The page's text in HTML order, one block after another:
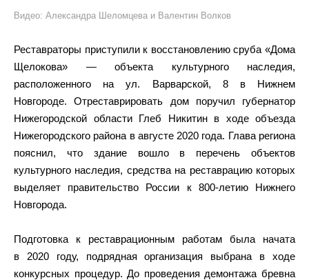
Видео: Александра Шеломцева и Валентин Волков
Реставраторы приступили к восстановлению сруба «Дома
Щелокова» — объекта культурного наследия,
расположенного на ул. Варварской, 8 в Нижнем
Новгороде. Отреставрировать дом поручил губернатор
Нижегородской области Глеб Никитин в ходе объезда
Нижегородского района в августе 2020 года. Глава региона
пояснил, что здание вошло в перечень объектов
культурного наследия, средства на реставрацию которых
выделяет правительство России к 800-летию Нижнего
Новгорода.
Подготовка к реставрационным работам была начата
в 2020 году, подрядная организация выбрана в ходе
конкурсных процедур. До проведения демонтажа бревна